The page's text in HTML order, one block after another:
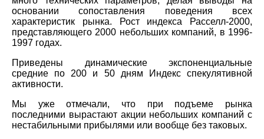
основании сопоставления поведения всех
характеристик рынка. Рост индекса Расселл-2000,
представляющего 2000 небольших компаний, в 1996-
1997 годах.
Приведены динамические экспоненциальные
средние по 200 и 50 дням Индекс спекулятивной
активности.
Мы уже отмечали, что при подъеме рынка
последними вырастают акции небольших компаний с
нестабильными прибылями или вообще без таковых.